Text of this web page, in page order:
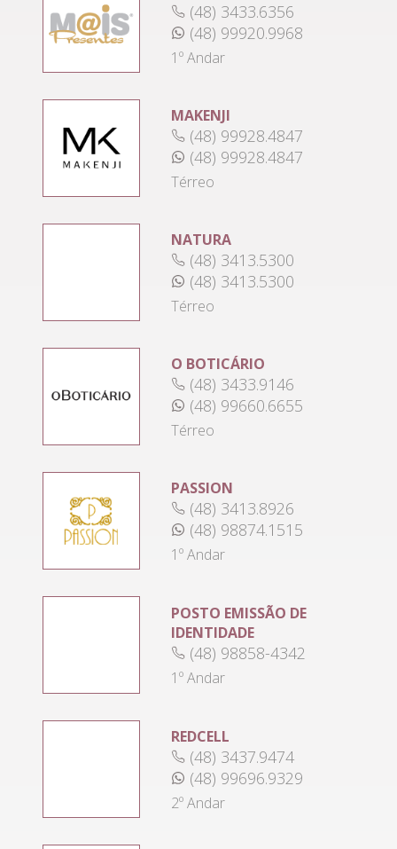
(48) 3433.6356
(48) 99920.9968
1º Andar
MAKENJI
(48) 99928.4847
(48) 99928.4847
Térreo
NATURA
(48) 3413.5300
(48) 3413.5300
Térreo
O BOTICÁRIO
(48) 3433.9146
(48) 99660.6655
Térreo
PASSION
(48) 3413.8926
(48) 98874.1515
1º Andar
POSTO EMISSÃO DE
IDENTIDADE
(48) 98858-4342
1º Andar
REDCELL
(48) 3437.9474
(48) 99696.9329
2º Andar